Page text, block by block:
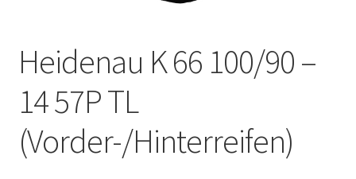
Heidenau K 66 100/90 –
14 57P TL
(Vorder-/Hinterreifen)